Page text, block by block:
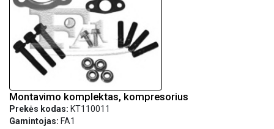
Montavimo komplektas, kompresorius
Prekės kodas: KT110011
Gamintojas: FA1